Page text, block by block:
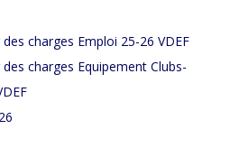
des charges Emploi 25-26 VDEF
des charges Equipement Clubs-